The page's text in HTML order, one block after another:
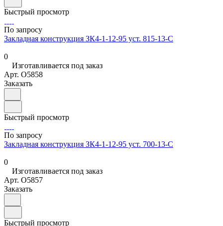
Быстрый просмотр
По запросу
Закладная конструкция ЗК4-1-12-95 уст. 815-13-С
0
Изготавливается под заказ
Арт. O5858
Заказать
Быстрый просмотр
По запросу
Закладная конструкция ЗК4-1-12-95 уст. 700-13-С
0
Изготавливается под заказ
Арт. O5857
Заказать
Быстрый просмотр